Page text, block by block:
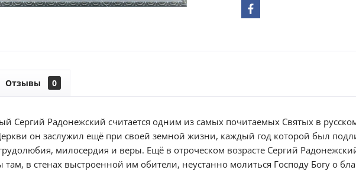
Отзывы 0
Сергий Радонежский считается одним из самых почитаемых Святых в
он заслужил ещё при своей земной жизни, каждый год которой был
милосердия и веры. Ещё в отроческом возрасте Сергий
там, в стенах выстроенной им обители, неустанно молиться Господу Богу о